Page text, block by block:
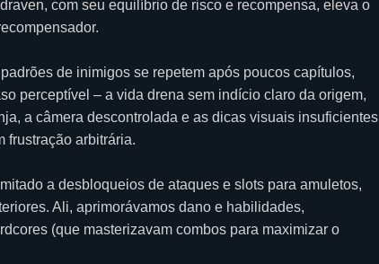
com seu equilíbrio de risco e recompensa, eleva o
de inimigos se repetem após poucos capítulos,
perceptível – a vida drena sem indício claro da origem,
a câmera descontrolada e as dicas visuais insuficientes
frustração arbitrária.
a desbloqueios de ataques e slots para amuletos,
Ali, aprimorávamos dano e habilidades,
(que masterizavam combos para maximizar o